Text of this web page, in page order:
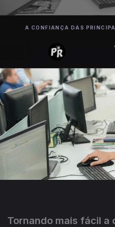
A CONFIANÇA DAS
Tornando mais fácil a